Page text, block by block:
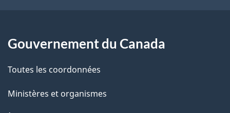
Gouvernement du Canada
Toutes les coordonnées
Ministères et organismes